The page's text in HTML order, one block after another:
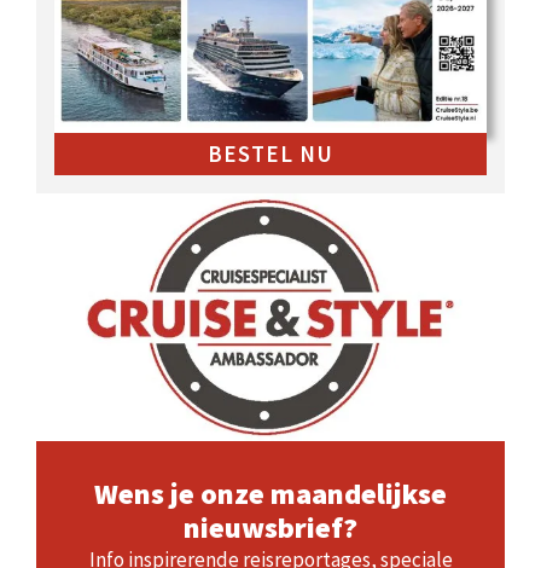
BESTEL NU
Wens je onze maandelijkse
nieuwsbrief?
Info inspirerende reisreportages, speciale